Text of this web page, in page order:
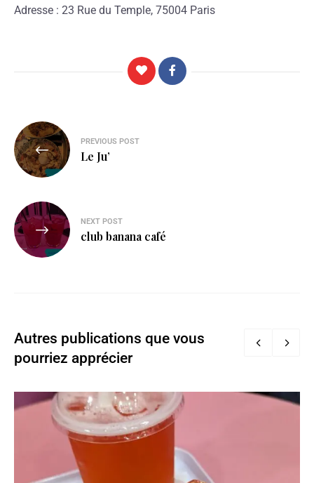
Adresse : 23 Rue du Temple, 75004 Paris
PREVIOUS POST
Le Ju’
NEXT POST
club banana café
Autres publications que vous
pourriez apprécier